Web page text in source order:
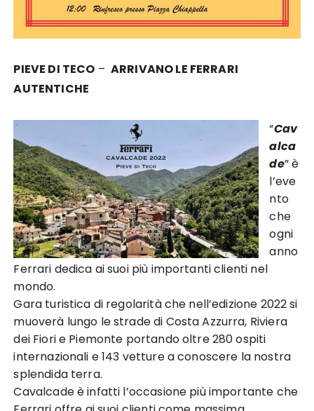
PIEVE DI TECO –ARRIVANO LE FERRARI
AUTENTICHE
“Cav
alca
de” è
l’eve
nto
che
ogni
anno
Ferrari dedica ai suoi più importanti clienti nel
mondo.
Gara turistica di regolarità che nell’edizione 2022 si
muoverà lungo le strade di Costa Azzurra, Riviera
dei Fiori e Piemonte portando oltre 280 ospiti
internazionali e 143 vetture a conoscere la nostra
splendida terra.
Cavalcade è infatti l’occasione più importante che